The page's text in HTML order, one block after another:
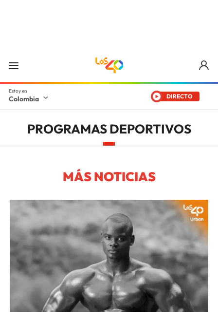
Colombia DIRECTO
PROGRAMAS DEPORTIVOS
MÁS NOTICIAS